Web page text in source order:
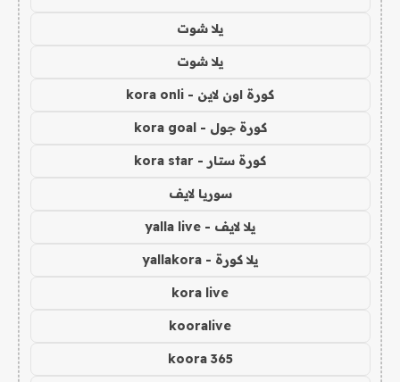
يلا شوت
يلا شوت
كورة اون لاين - kora onli
كورة جول - kora goal
كورة ستار - kora star
سوريا لايف
يلا لايف - yalla live
يلا كورة - yallakora
kora live
kooralive
koora 365